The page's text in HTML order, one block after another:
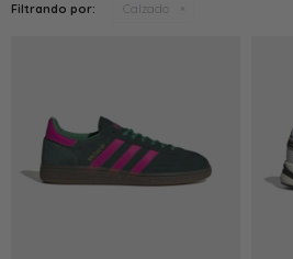
Filtrando por: Calzado